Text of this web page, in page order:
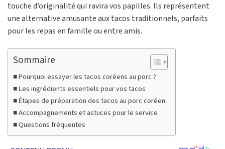
touche d’originalité qui ravira vos papilles. Ils représentent
une alternative amusante aux tacos traditionnels, parfaits
pour les repas en famille ou entre amis.
Sommaire
Pourquoi essayer les tacos coréens au porc ?
Les ingrédients essentiels pour vos tacos
Étapes de préparation des tacos au porc coréen
Accompagnements et astuces pour le service
Questions fréquentes